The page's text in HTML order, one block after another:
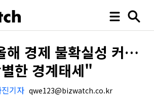
해 경제 불확실성 커…
한 경계태세"
기자 qwe123@bizwatch.co.kr